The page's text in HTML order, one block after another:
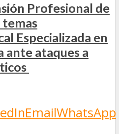
Profesional de
temas
Especializada en
ante ataques a
EmailWhatsApp